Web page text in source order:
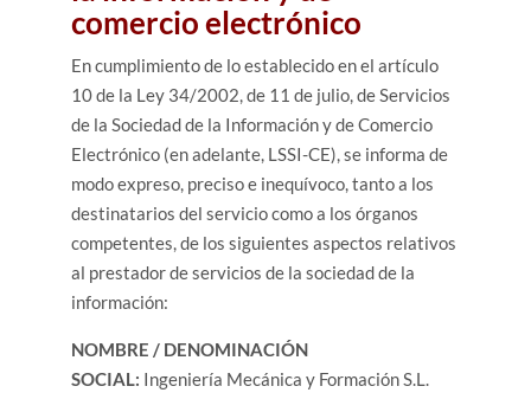
comercio electrónico
En cumplimiento de lo establecido en el artículo
10 de la Ley 34/2002, de 11 de julio, de Servicios
de la Sociedad de la Información y de Comercio
Electrónico (en adelante, LSSI-CE), se informa de
modo expreso, preciso e inequívoco, tanto a los
destinatarios del servicio como a los órganos
competentes, de los siguientes aspectos relativos
al prestador de servicios de la sociedad de la
información:
NOMBRE / DENOMINACIÓN
SOCIAL: Ingeniería Mecánica y Formación S.L.